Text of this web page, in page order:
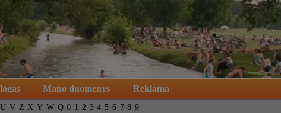
Mano duomenys Reklama
U V Z X Y W Q 0 1 2 3 4 5 6 7 8 9